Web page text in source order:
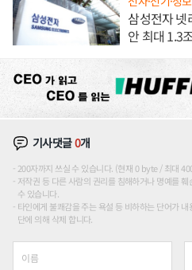
삼성전자 넷
안 최대 1.3
기사댓글0개
200자까지 쓰실 수 있습니다. (현재 0 byte / 최대
저작권 등 다른 사람의 권리를 침해하거나 명예를
수 있습니다.
타인에게 불쾌감을 주는 욕설 등 비하하는 단어가
단에 의해 삭제 합니다.